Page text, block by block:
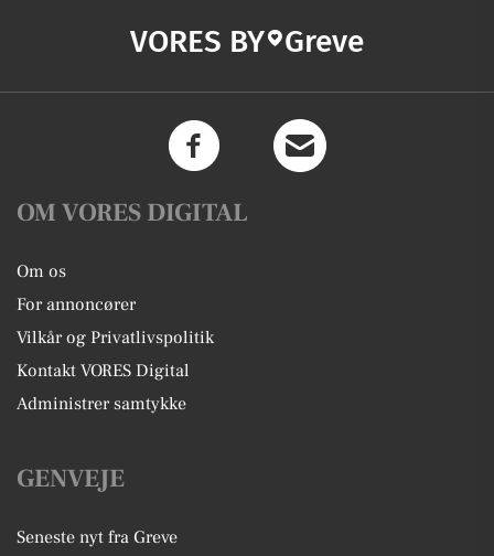
VORES BY Greve
OM VORES DIGITAL
Om os
For annoncører
Vilkår og Privatlivspolitik
Kontakt VORES Digital
Administrer samtykke
GENVEJE
Seneste nyt fra Greve